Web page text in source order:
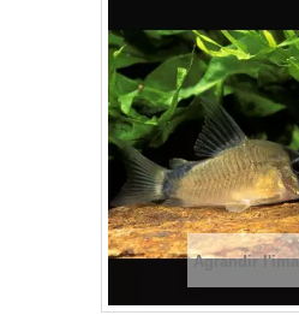
Agrandir